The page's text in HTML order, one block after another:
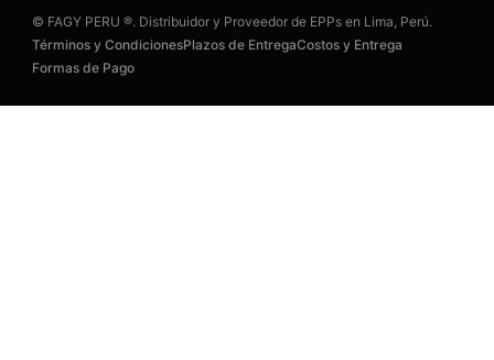
© FAGY PERU ®. Distribuidor y Proveedor de EPPs en Lima, Perú.
Términos y CondicionesPlazos de EntregaCostos y Entrega
Formas de Pago